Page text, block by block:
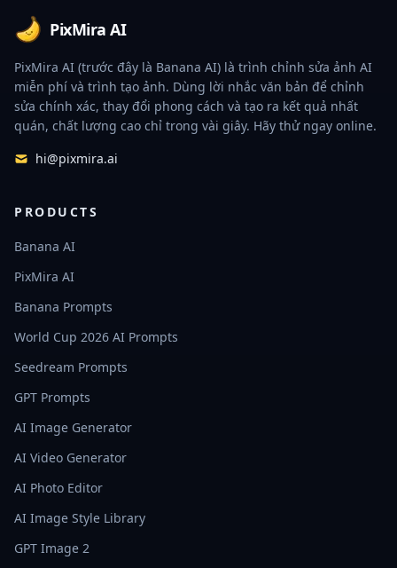
PixMira AI
PixMira AI (trước đây là Banana AI) là trình chỉnh sửa ảnh AI
miễn phí và trình tạo ảnh. Dùng lời nhắc văn bản để chỉnh
sửa chính xác, thay đổi phong cách và tạo ra kết quả nhất
quán, chất lượng cao chỉ trong vài giây. Hãy thử ngay online.
hi@pixmira.ai
PRODUCTS
Banana AI
PixMira AI
Banana Prompts
World Cup 2026 AI Prompts
Seedream Prompts
GPT Prompts
AI Image Generator
AI Video Generator
AI Photo Editor
AI Image Style Library
GPT Image 2